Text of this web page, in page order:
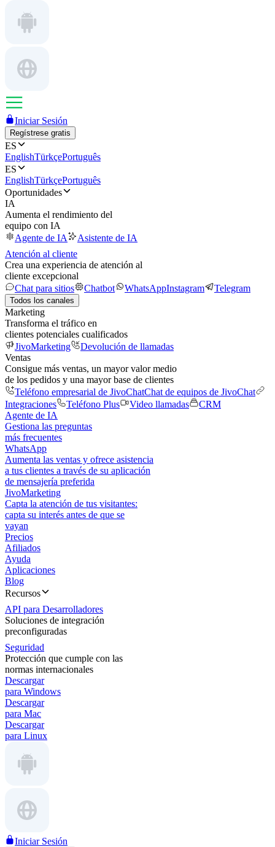
Iniciar Sesión
Regístrese gratis
ES
EnglishTürkçePortuguês
ES
EnglishTürkçePortuguês
Oportunidades
IA
Aumenta el rendimiento del
equipo con IA
Agente de IA
Asistente de IA
Atención al cliente
Crea una experiencia de atención al
cliente excepcional
Chat para sitios
Chatbot WhatsAppInstagram Telegram
Todos los canales
Marketing
Transforma el tráfico en
clientes potenciales cualificados
JivoMarketing
Devolución de llamadas
Ventas
Consigue más ventas, un mayor valor medio
de los pedidos y una mayor base de clientes
Teléfono empresarial de JivoChatChat de equipos de JivoChat
Integraciones
Teléfono Plus Video llamadas
CRM
Agente de IA
Gestiona las preguntas
más frecuentes
WhatsApp
Aumenta las ventas y ofrece asistencia
a tus clientes a través de su aplicación
de mensajería preferida
JivoMarketing
Capta la atención de tus visitantes:
capta su interés antes de que se
vayan
Precios
Afiliados
Ayuda
Aplicaciones
Blog
Recursos
API para Desarrolladores
Soluciones de integración
preconfiguradas
Seguridad
Protección que cumple con las
normas internacionales
Descargar
para Windows
Descargar
para Mac
Descargar
para Linux
Iniciar Sesión